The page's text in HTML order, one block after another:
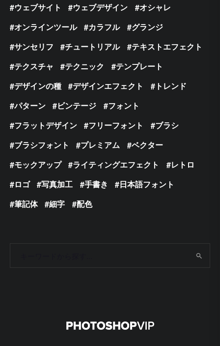
ウェブサイト
ウェブデザイン
オシャレ
オンラインツール
カラフル
グランジ
サンセリフ
チュートリアル
テキストエフェクト
テクスチャ
テクニック
テンプレート
デザインの種
デザインエフェクト
トレンド
パターン
ビンテージ
フォント
フラットデザイン
フリーフォント
ブラシ
ブラシフォント
プレミアム
ベクター
モックアップ
ライティングエフェクト
レトロ
ロゴ
写真加工 手書き
日本語フォント
筆記体
細字 配色